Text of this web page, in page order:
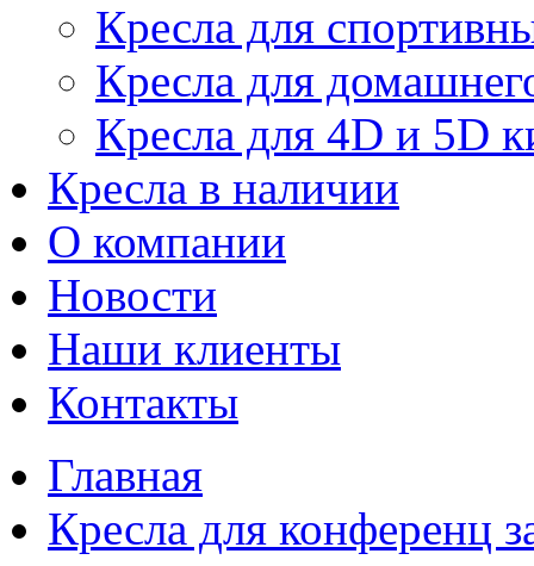
Кресла для
Кресла для
Кресла для 4D и 5D
Кресла в наличии
О компании
Новости
Наши клиенты
Контакты
Главная
Кресла для конференц